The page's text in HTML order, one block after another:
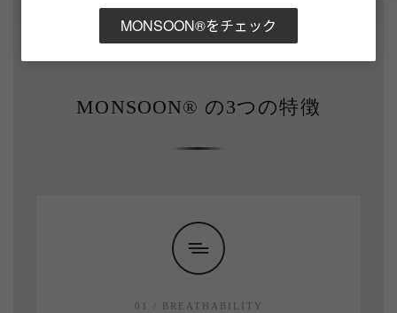
MONSOON® の3つの特徴
01 / BREATHABILITY
MONSOON®をチェック